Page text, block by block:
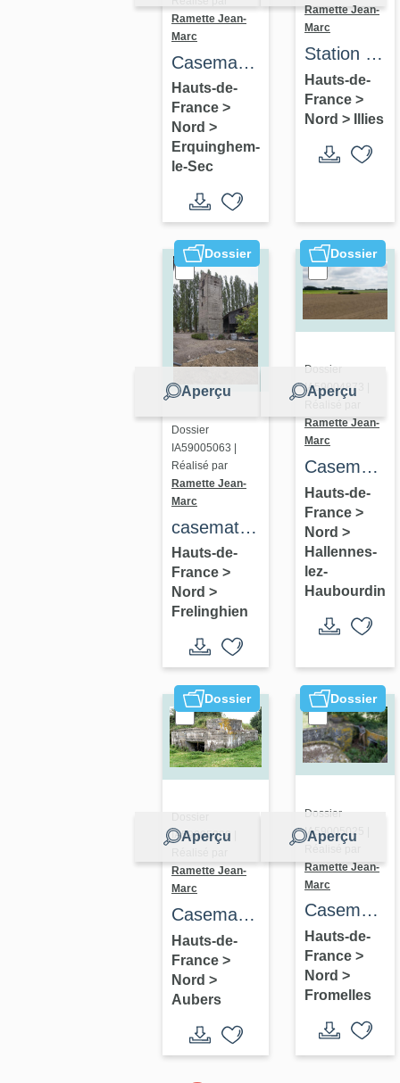
Ramette Jean-
Marc
Casemate
à
personnel
328
Hauts-de-
France >
Nord >
Erquinghem-
le-Sec
Ramette Jean-
Marc
Station de
pompage
casematée
127, dite
du
Hauts-de-
France >
Nord > Illies
Dossier
Aperçu
Dossier
IA59005063 |
Réalisé par
Ramette Jean-
Marc
casemates
et
observatoire
casematé
la Hutte)
Hauts-de-
France >
Nord >
Frelinghien
Dossier
Aperçu
Dossier
IA59004873 |
Ramette Jean-
Marc
Casemate
à
personnel
313
Hauts-de-
France >
Nord >
Hallennes-
lez-
Haubourdin
Dossier
Aperçu
IA59005029 |
Ramette Jean-
Marc
Casemate
à canon
277
Hauts-de-
France >
Nord >
Aubers
Dossier
Aperçu
Dossier
IA59005025 |
Ramette Jean-
Marc
Casemate
à
mitrailleuse
344
Hauts-de-
France >
Nord >
Fromelles